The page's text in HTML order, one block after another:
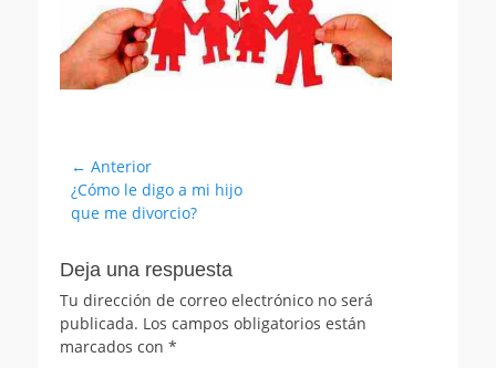
Navegación
de
entradas
← Anterior
Entrada
anterior:
¿Cómo le digo a mi hijo
que me divorcio?
Deja una respuesta
Tu dirección de correo electrónico no será
publicada. Los campos obligatorios están
marcados con *